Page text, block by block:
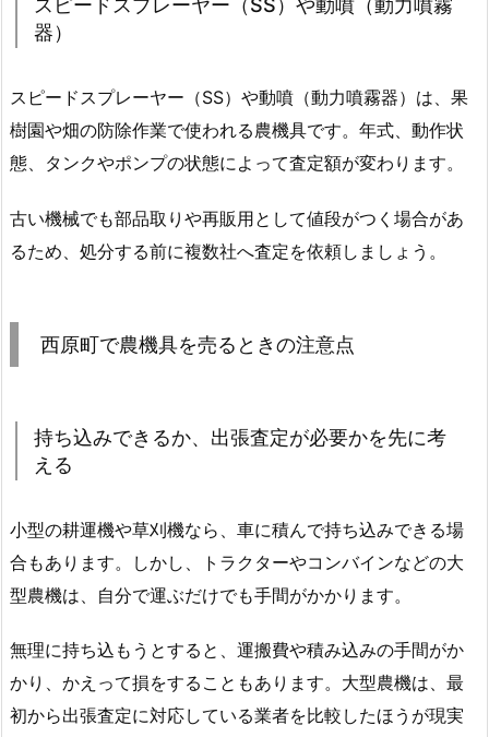
スピードスプレーヤー（SS）や動噴（動力噴霧
器）
スピードスプレーヤー（SS）や動噴（動力噴霧器）は、果
樹園や畑の防除作業で使われる農機具です。年式、動作状
態、タンクやポンプの状態によって査定額が変わります。
古い機械でも部品取りや再販用として値段がつく場合があ
るため、処分する前に複数社へ査定を依頼しましょう。
西原町で農機具を売るときの注意点
持ち込みできるか、出張査定が必要かを先に考
える
小型の耕運機や草刈機なら、車に積んで持ち込みできる場
合もあります。しかし、トラクターやコンバインなどの大
型農機は、自分で運ぶだけでも手間がかかります。
無理に持ち込もうとすると、運搬費や積み込みの手間がか
かり、かえって損をすることもあります。大型農機は、最
初から出張査定に対応している業者を比較したほうが現実